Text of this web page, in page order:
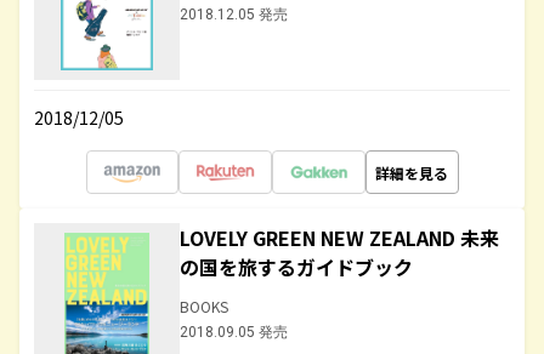
2018.12.05 発売
2018/12/05
詳細を見る
LOVELY GREEN NEW ZEALAND 未来
の国を旅するガイドブック
BOOKS
2018.09.05 発売